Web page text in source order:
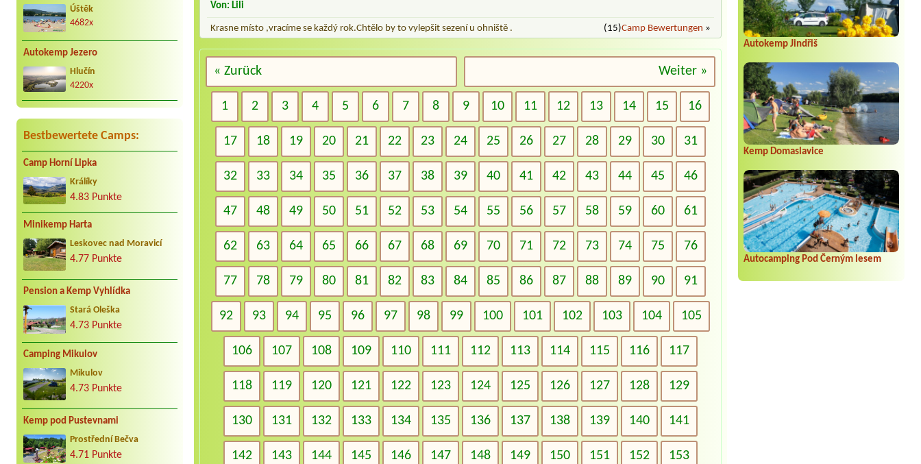
Úštěk
4682x
Autokemp Jezero
Hlučín
4220x
Bestbewertete Camps:
Camp Horní Lipka
Králíky
4.83 Punkte
Minikemp Harta
Leskovec nad Moravicí
4.77 Punkte
Pension a Kemp Vyhlídka
Stará Oleška
4.73 Punkte
Camping Mikulov
Mikulov
4.73 Punkte
Kemp pod Pustevnami
Prostřední Bečva
4.71 Punkte
Autokemp Jindřiš
Kemp Domaslavice
Autocamping Pod Černým lesem
Von: Lili
Krasne místo ,vracíme se každý rok.Chtělo by to vylepšit sezení u ohniště . (15)Camp Bewertungen »
« Zurück Weiter »
1 2 3 4 5 6 7 8 9 10 11 12 13 14 15 16
17 18 19 20 21 22 23 24 25 26 27 28 29 30 31
32 33 34 35 36 37 38 39 40 41 42 43 44 45 46
47 48 49 50 51 52 53 54 55 56 57 58 59 60 61
62 63 64 65 66 67 68 69 70 71 72 73 74 75 76
77 78 79 80 81 82 83 84 85 86 87 88 89 90 91
92 93 94 95 96 97 98 99 100 101 102 103 104 105
106 107 108 109 110 111 112 113 114 115 116 117
118 119 120 121 122 123 124 125 126 127 128 129
130 131 132 133 134 135 136 137 138 139 140 141
142 143 144 145 146 147 148 149 150 151 152 153